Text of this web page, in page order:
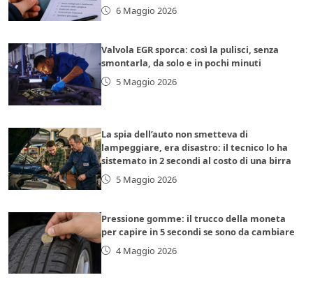
6 Maggio 2026
Valvola EGR sporca: così la pulisci, senza
smontarla, da solo e in pochi minuti
5 Maggio 2026
La spia dell’auto non smetteva di
lampeggiare, era disastro: il tecnico lo ha
sistemato in 2 secondi al costo di una birra
5 Maggio 2026
Pressione gomme: il trucco della moneta
per capire in 5 secondi se sono da cambiare
4 Maggio 2026